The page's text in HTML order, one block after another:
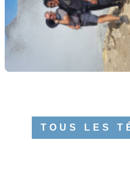
TOUS LES